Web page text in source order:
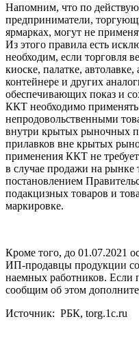
Напомним, что по
предприниматели,
ярмарках, могут не
Из этого правила есть
необходим, если торговля
киоске, палатке,
контейнере и других
обеспечивающих показ и
ККТ необходимо применять
непродовольственными
внутри крытых рыночных
прилавков вне крытых
применения ККТ не
в случае продажи на рынке
постановлением
подакцизных товаров и
маркировке.
Кроме того, до 01.07.2021
ИП-продавцы продукции
наемных работников. Если
сообщим об этом
Источник: РБК, torg.1c.ru